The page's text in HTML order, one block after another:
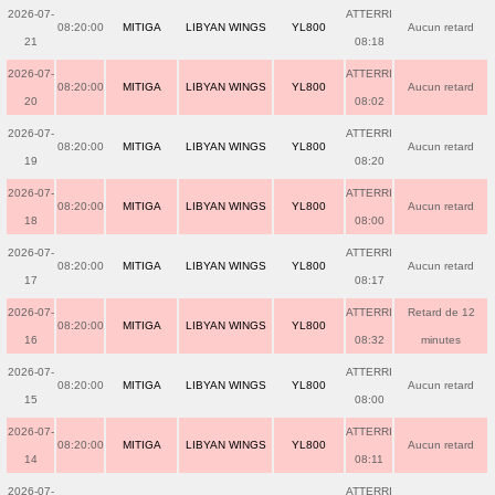
2026-07-
21
08:20:00 MITIGA LIBYAN WINGS YL800
ATTERRI
08:18
Aucun retard
2026-07-
20
08:20:00 MITIGA LIBYAN WINGS YL800
ATTERRI
08:02
Aucun retard
2026-07-
19
08:20:00 MITIGA LIBYAN WINGS YL800
ATTERRI
08:20
Aucun retard
2026-07-
18
08:20:00 MITIGA LIBYAN WINGS YL800
ATTERRI
08:00
Aucun retard
2026-07-
17
08:20:00 MITIGA LIBYAN WINGS YL800
ATTERRI
08:17
Aucun retard
2026-07-
16
08:20:00 MITIGA LIBYAN WINGS YL800
ATTERRI
08:32
Retard de 12
minutes
2026-07-
15
08:20:00 MITIGA LIBYAN WINGS YL800
ATTERRI
08:00
Aucun retard
2026-07-
14
08:20:00 MITIGA LIBYAN WINGS YL800
ATTERRI
08:11
Aucun retard
2026-07- ATTERRI